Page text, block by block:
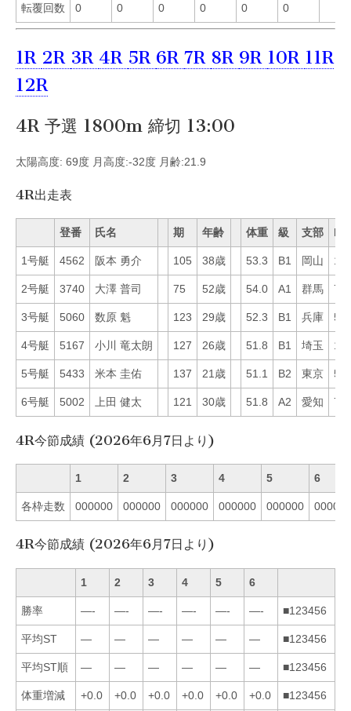
転覆回数 0 0 0 0 0 0
1R 2R 3R 4R 5R 6R 7R 8R 9R 10R 11R
12R
4R 予選 1800m 締切 13:00
太陽高度: 69度 月高度:-32度 月齢:21.9
4R出走表
登番 氏名 期 年齢 体重 級 支部 Mo
1号艇 4562 阪本 勇介 105 38歳 53.3 B1 岡山 19
2号艇 3740 大澤 普司 75 52歳 54.0 A1 群馬 70
3号艇 5060 数原 魁 123 29歳 52.3 B1 兵庫 59
4号艇 5167 小川 竜太朗 127 26歳 51.8 B1 埼玉 16
5号艇 5433 米本 圭佑 137 21歳 51.1 B2 東京 54
6号艇 5002 上田 健太 121 30歳 51.8 A2 愛知 71
4R今節成績 (2026年6月7日より)
1 2 3 4 5 6
各枠走数 000000 000000 000000 000000 000000 000000
4R今節成績 (2026年6月7日より)
1 2 3 4 5 6
勝率 —- —- —- —- —- —- ■123456
平均ST — — — — — — ■123456
平均ST順 — — — — — — ■123456
体重増減 +0.0 +0.0 +0.0 +0.0 +0.0 +0.0 ■123456